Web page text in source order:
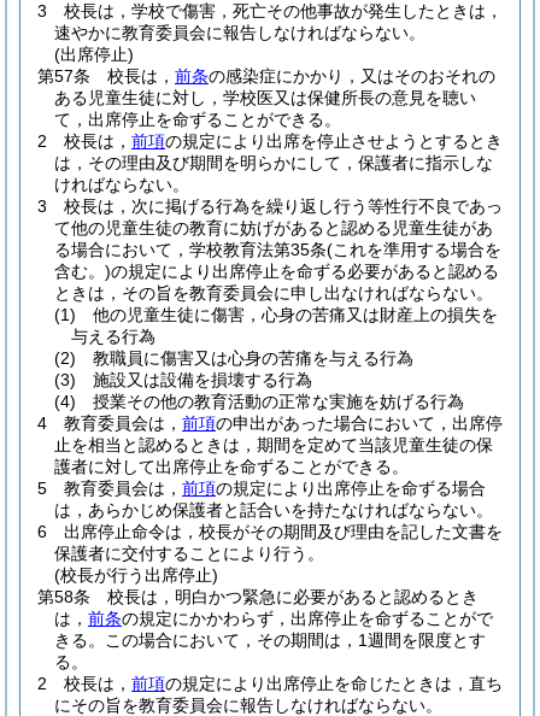
3
校長は，学校で傷害，死亡その他事故が発生したときは，
速やかに教育委員会に報告しなければならない。
(出席停止)
第57条
校長は， 前条の感染症にかかり，又はそのおそれの
ある児童生徒に対し，学校医又は保健所長の意見を聴い
て，出席停止を命ずることができる。
2
校長は， 前項の規定により出席を停止させようとするとき
は，その理由及び期間を明らかにして，保護者に指示しな
ければならない。
3
校長は，次に掲げる行為を繰り返し行う等性行不良であっ
て他の児童生徒の教育に妨げがあると認める児童生徒があ
る場合において，学校教育法第35条(これを準用する場合を
含む。)の規定により出席停止を命ずる必要があると認める
ときは，その旨を教育委員会に申し出なければならない。
(1)
他の児童生徒に傷害，心身の苦痛又は財産上の損失を
与える行為
(2)
教職員に傷害又は心身の苦痛を与える行為
(3)
施設又は設備を損壊する行為
(4)
授業その他の教育活動の正常な実施を妨げる行為
4
教育委員会は， 前項の申出があった場合において，出席停
止を相当と認めるときは，期間を定めて当該児童生徒の保
護者に対して出席停止を命ずることができる。
5
教育委員会は， 前項の規定により出席停止を命ずる場合
は，あらかじめ保護者と話合いを持たなければならない。
6
出席停止命令は，校長がその期間及び理由を記した文書を
保護者に交付することにより行う。
(校長が行う出席停止)
第58条
校長は，明白かつ緊急に必要があると認めるとき
は， 前条の規定にかかわらず，出席停止を命ずることがで
きる。
この場合において，その期間は，1週間を限度とす
る。
2
校長は， 前項の規定により出席停止を命じたときは，直ち
にその旨を教育委員会に報告しなければならない。